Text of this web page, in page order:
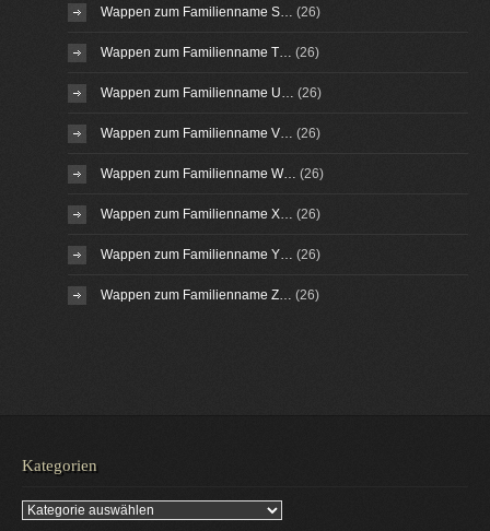
Wappen zum Familienname S… (26)
Wappen zum Familienname T… (26)
Wappen zum Familienname U… (26)
Wappen zum Familienname V… (26)
Wappen zum Familienname W… (26)
Wappen zum Familienname X… (26)
Wappen zum Familienname Y… (26)
Wappen zum Familienname Z… (26)
Kategorien
Kategorien